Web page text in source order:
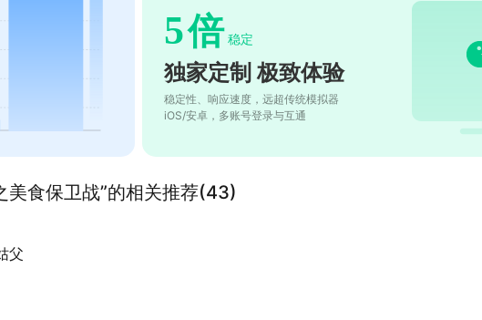
5倍 稳定
独家定制 极致体验
稳定性、响应速度，远超传统模拟器
iOS/安卓，多账号登录与互通
美食保卫战”的相关推荐(43)
父